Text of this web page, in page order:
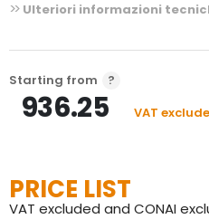
- Cost savings as polishing or
- Paint protection during
- Easy to apply and remove
- Easy disposal - both the film
are environmentally friendly
Ulteriori informazioni
Starting from
936.25 VAT
PRICE LIST
VAT excluded and CONAI